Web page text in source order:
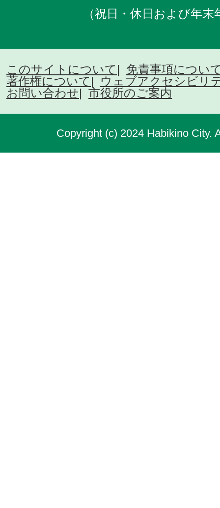
（祝日・休日および年
このサイトについて
免責事項につい
著作権について
ウェブアクセシビリ
お問い合わせ
市役所のご案内
Copyright (c) 2024 Habikino City.